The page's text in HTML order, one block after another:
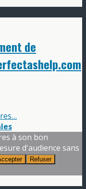
de
à son bon
d'audience sans
Refuser